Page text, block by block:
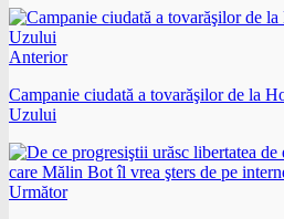
Anterior
Campanie ciudată a tovarăşilor de la
Uzului
Următor